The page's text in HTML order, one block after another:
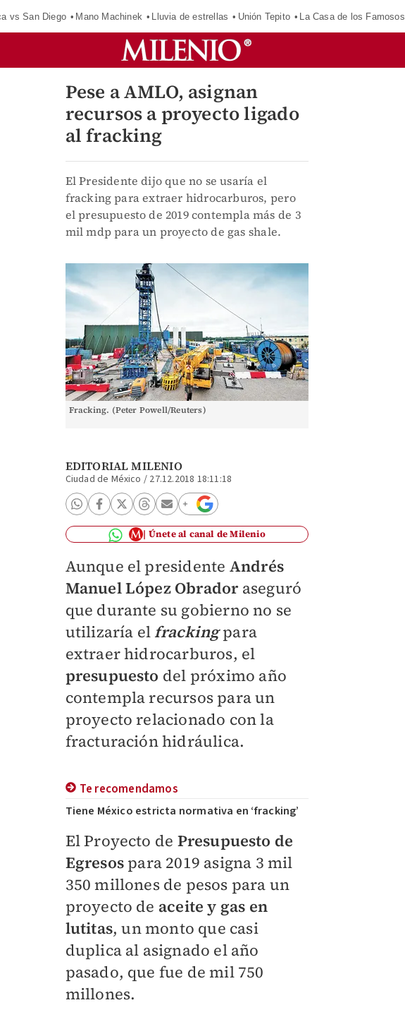
vs San Diego Mano Machinek Lluvia de estrellas Unión Tepito La Casa de los Famosos
Pese a AMLO, asignan
recursos a proyecto ligado
al fracking
El Presidente dijo que no se usaría el
fracking para extraer hidrocarburos, pero
el presupuesto de 2019 contempla más de 3
mil mdp para un proyecto de gas shale.
Fracking. (Peter Powell/Reuters)
EDITORIAL MILENIO
Ciudad de México / 27.12.2018 18:11:18
Únete al canal de Milenio
Aunque el presidente Andrés
Manuel López Obradoraseguró
que durante su gobierno no se
utilizaría el fracking para
extraer hidrocarburos, el
presupuesto del próximo año
contempla recursos para un
proyecto relacionado con la
fracturación hidráulica.
Te recomendamos
Tiene México estricta normativa en ‘fracking’
El Proyecto de Presupuesto de
Egresospara 2019 asigna 3 mil
350 millones de pesos para un
proyecto de aceite y gas en
lutitas, un monto que casi
duplica al asignado el año
pasado, que fue de mil 750
millones.